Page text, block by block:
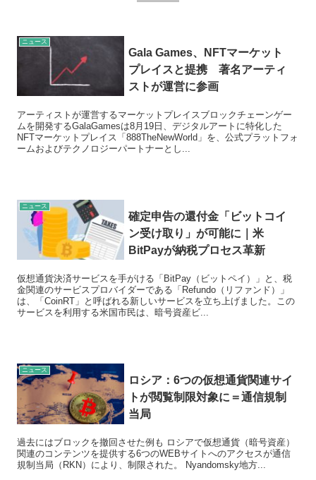
ニュース
Gala Games、NFTマーケット
プレイスと提携 著名アーティ
ストが運営に参画
アーティストが運営するマーケットプレイスブロックチェーンゲー
ムを開発するGalaGamesは8月19日、デジタルアートに特化した
NFTマーケットプレイス「888TheNewWorld」を、公式プラットフォ
ームおよびテクノロジーパートナーとし...
ニュース
確定申告の還付金「ビットコイ
ン受け取り」が可能に｜米
BitPayが納税プロセス革新
仮想通貨決済サービスを手がける「BitPay（ビットペイ）」と、税
金関連のサービスプロバイダーである「Refundo（リファンド）」
は、「CoinRT」と呼ばれる新しいサービスを立ち上げました。この
サービスを利用する米国市民は、暗号資産ビ...
ニュース
ロシア：6つの仮想通貨関連サイ
トが閲覧制限対象に＝通信規制
当局
過去にはブロックを撤回させた例も ロシアで仮想通貨（暗号資産）
関連のコンテンツを提供する6つのWEBサイトへのアクセスが通信
規制当局（RKN）により、制限された。 Nyandomsky地方...